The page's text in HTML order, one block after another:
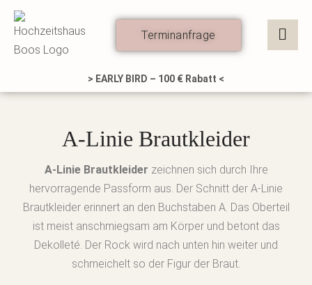
Zum
Inhalt
springen
Terminanfrage
> EARLY BIRD – 100 € Rabatt <
A-Linie Brautkleider
A-Linie Brautkleider zeichnen sich durch Ihre
hervorragende Passform aus. Der Schnitt der A-Linie
Brautkleider erinnert an den Buchstaben A. Das Oberteil
ist meist anschmiegsam am Körper und betont das
Dekolleté. Der Rock wird nach unten hin weiter und
schmeichelt so der Figur der Braut.